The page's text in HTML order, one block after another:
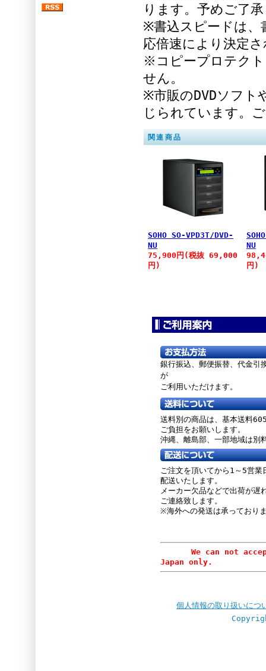
ります。予めご了
※書込スピードは、
応倍速により決定
※コピープロテク
せん。
※市販のDVDソフト
じられています。
関連商品
SOHO SO-VPD3T/DVD-
NU
75,900円(税抜 69,000
円)
NU
円)
銀行振込、郵便振替、 代金引
が
ご利用いただけます。
送料別の商品は、基本送料
ご負担をお願いします。
沖縄、離島部、一部地域は別
ご注文を頂いてから1～5営業
配送いたします。
メーカー欠品などで出荷が遅
ご連絡致します。
※海外への発送は承っており
We can not accept
Japan only.
個人情報の取り扱いにつ